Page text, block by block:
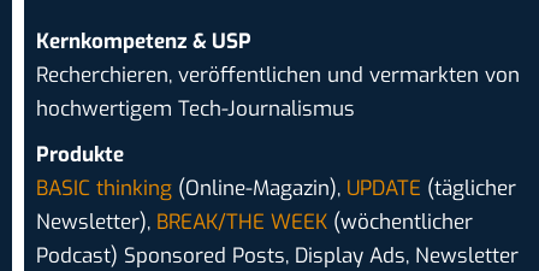
Kernkompetenz & USP
Recherchieren, veröffentlichen und vermarkten von
hochwertigem Tech-Journalismus
Produkte
BASIC thinking (Online-Magazin), UPDATE (täglicher
Newsletter), BREAK/THE WEEK (wöchentlicher
Podcast) Sponsored Posts, Display Ads, Newsletter